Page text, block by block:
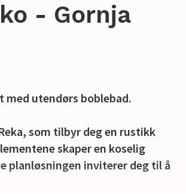
- Gornja
med utendørs boblebad.
som tilbyr deg en rustikk
skaper en koselig
planløsningen inviterer deg til å